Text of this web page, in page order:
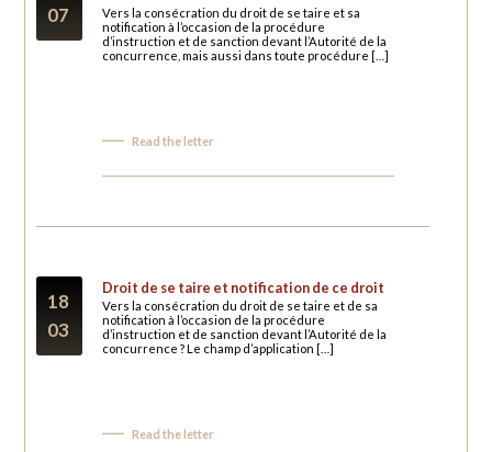
07
Vers la consécration du droit de se taire et sa
notification à l’occasion de la procédure
d’instruction et de sanction devant l’Autorité de la
concurrence, mais aussi dans toute procédure […]
Read the letter
18
03
Droit de se taire et notification de ce droit
Vers la consécration du droit de se taire et de sa
notification à l’occasion de la procédure
d’instruction et de sanction devant l’Autorité de la
concurrence ? Le champ d’application […]
Read the letter